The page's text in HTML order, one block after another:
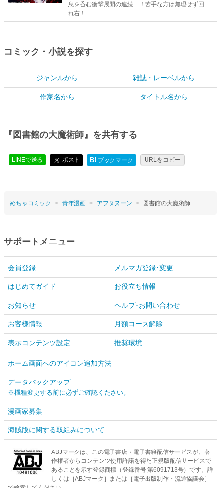
息を呑む衝撃展開の連続…！苦手な方は無理せず回
れ右！
コミック・小説を探す
ジャンルから 雑誌・レーベルから
作家名から タイトル名から
『図書館の大魔術師』を共有する
LINEで送る ポスト B! ブックマーク URLをコピー
めちゃコミック 青年漫画 アフタヌーン 図書館の大魔術師
サポートメニュー
会員登録 メルマガ登録･変更
はじめてガイド お役立ち情報
お知らせ ヘルプ･お問い合わせ
お客様情報 月額コース解除
表示コンテンツ設定 推奨環境
ホーム画面へのアイコン追加方法
データバックアップ
※機種変更する前に必ずご確認ください。
漫画家募集
海賊版に関する取組みについて
ABJマークは、この電子書店・電子書籍配信サービスが、著
作権者からコンテンツ使用許諾を得た正規版配信サービスで
あることを示す登録商標（登録番号 第6091713号）です。詳
しくは［ABJマーク］または［電子出版制作・流通協議会］